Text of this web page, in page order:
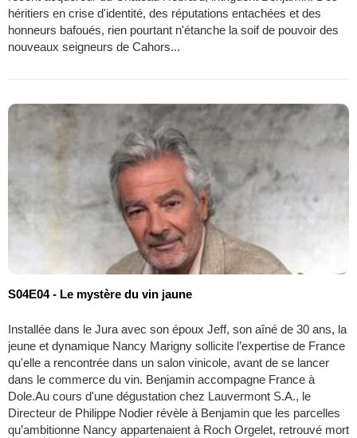
héritiers en crise d'identité, des réputations entachées et des
honneurs bafoués, rien pourtant n'étanche la soif de pouvoir des
nouveaux seigneurs de Cahors...
S04E04 - Le mystère du vin jaune
Installée dans le Jura avec son époux Jeff, son aîné de 30 ans, la
jeune et dynamique Nancy Marigny sollicite l’expertise de France
qu'elle a rencontrée dans un salon vinicole, avant de se lancer
dans le commerce du vin. Benjamin accompagne France à
Dole.Au cours d'une dégustation chez Lauvermont S.A., le
Directeur de Philippe Nodier révèle à Benjamin que les parcelles
qu’ambitionne Nancy appartenaient à Roch Orgelet, retrouvé mort